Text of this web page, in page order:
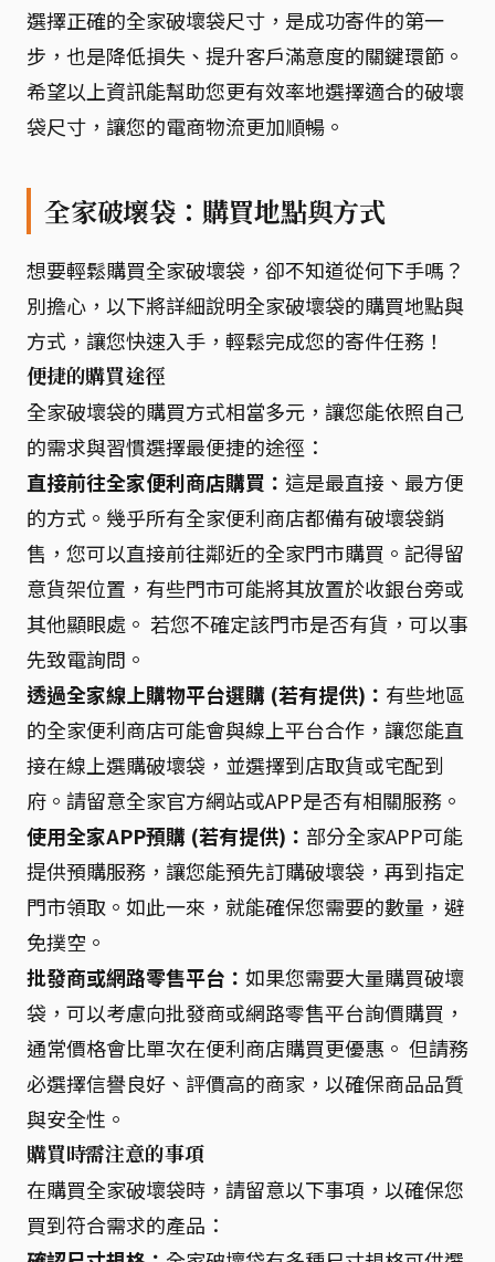
選擇正確的全家破壞袋尺寸，是成功寄件的第一
步，也是降低損失、提升客戶滿意度的關鍵環節。
希望以上資訊能幫助您更有效率地選擇適合的破壞
袋尺寸，讓您的電商物流更加順暢。
全家破壞袋：購買地點與方式
想要輕鬆購買全家破壞袋，卻不知道從何下手嗎？
別擔心，以下將詳細說明全家破壞袋的購買地點與
方式，讓您快速入手，輕鬆完成您的寄件任務！
便捷的購買途徑
全家破壞袋的購買方式相當多元，讓您能依照自己
的需求與習慣選擇最便捷的途徑：
直接前往全家便利商店購買： 這是最直接、最方便
的方式。幾乎所有全家便利商店都備有破壞袋銷
售，您可以直接前往鄰近的全家門市購買。記得留
意貨架位置，有些門市可能將其放置於收銀台旁或
其他顯眼處。 若您不確定該門市是否有貨，可以事
先致電詢問。
透過全家線上購物平台選購 (若有提供)： 有些地區
的全家便利商店可能會與線上平台合作，讓您能直
接在線上選購破壞袋，並選擇到店取貨或宅配到
府。請留意全家官方網站或APP是否有相關服務。
使用全家APP預購 (若有提供)： 部分全家APP可能
提供預購服務，讓您能預先訂購破壞袋，再到指定
門市領取。如此一來，就能確保您需要的數量，避
免撲空。
批發商或網路零售平台： 如果您需要大量購買破壞
袋，可以考慮向批發商或網路零售平台詢價購買，
通常價格會比單次在便利商店購買更優惠。 但請務
必選擇信譽良好、評價高的商家，以確保商品品質
與安全性。
購買時需注意的事項
在購買全家破壞袋時，請留意以下事項，以確保您
買到符合需求的產品：